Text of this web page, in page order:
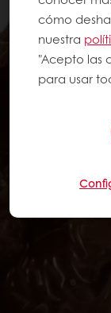
cómo
nuestra
"Acepto las
para usar